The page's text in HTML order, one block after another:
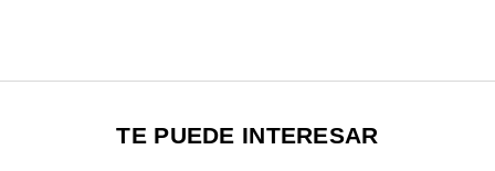
TE PUEDE INTERESAR